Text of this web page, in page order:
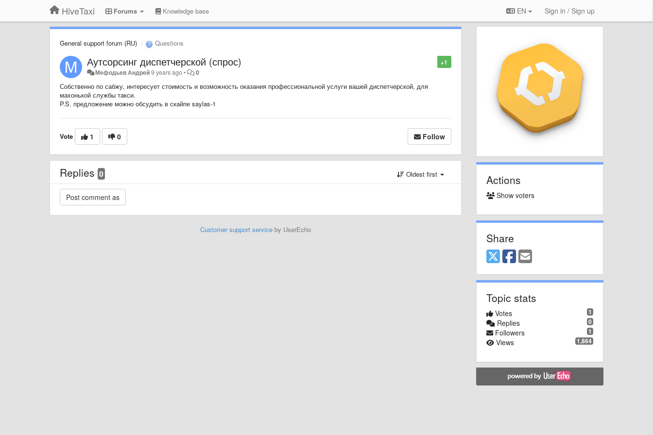
HiveTaxi Forums Knowledge base EN Sign in / Sign up
General support forum (RU) Questions
+1
Аутсорсинг диспетчерской (спрос)
Мефодьев Андрей9 years ago• 0
Собственно по сабжу, интересует стоимость и возможность оказания профессиональной услуги вашей диспетчерской, для
махонькой службы такси.
P.S. предложение можно обсудить в скайпе saylas-1
Vote 1 0 Follow
Replies 0 Oldest first
Customer support serviceby UserEcho
Actions
Show voters
Share
Topic stats
1
Votes
0
Replies
1
Followers
1,864
Views